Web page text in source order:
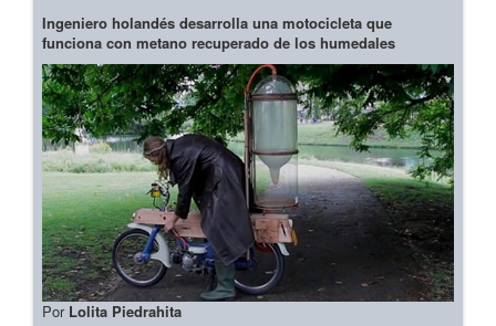
Ingeniero holandés desarrolla una motocicleta que
funciona con metano recuperado de los humedales
Por Lolita Piedrahita